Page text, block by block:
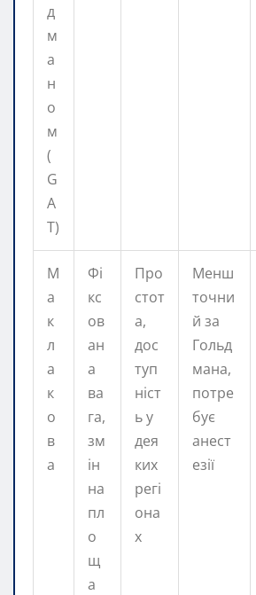
д
м
а
н
о
м
(
G
A
T)
М
а
к
л
а
к
о
в
а
Фі
кс
ов
ан
а
ва
га,
зм
ін
на
пл
о
щ
а
Про
стот
а,
дос
туп
ніст
ь у
дея
ких
регі
она
х
Менш
точни
й за
Гольд
мана,
потре
бує
анест
езії